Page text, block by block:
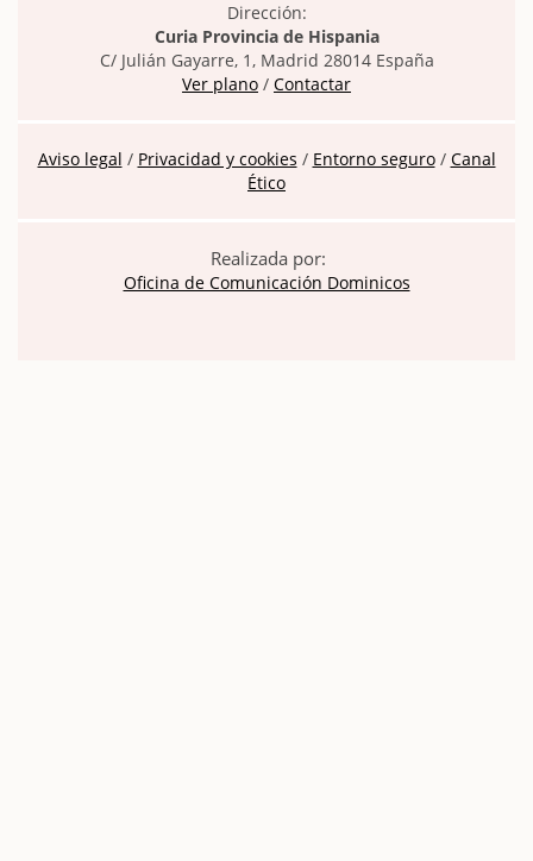
Dirección:
Curia Provincia de Hispania
C/ Julián Gayarre, 1, Madrid 28014 España
Ver plano / Contactar
Aviso legal / Privacidad y cookies / Entorno seguro / Canal
Ético
Realizada por:
Oficina de Comunicación Dominicos